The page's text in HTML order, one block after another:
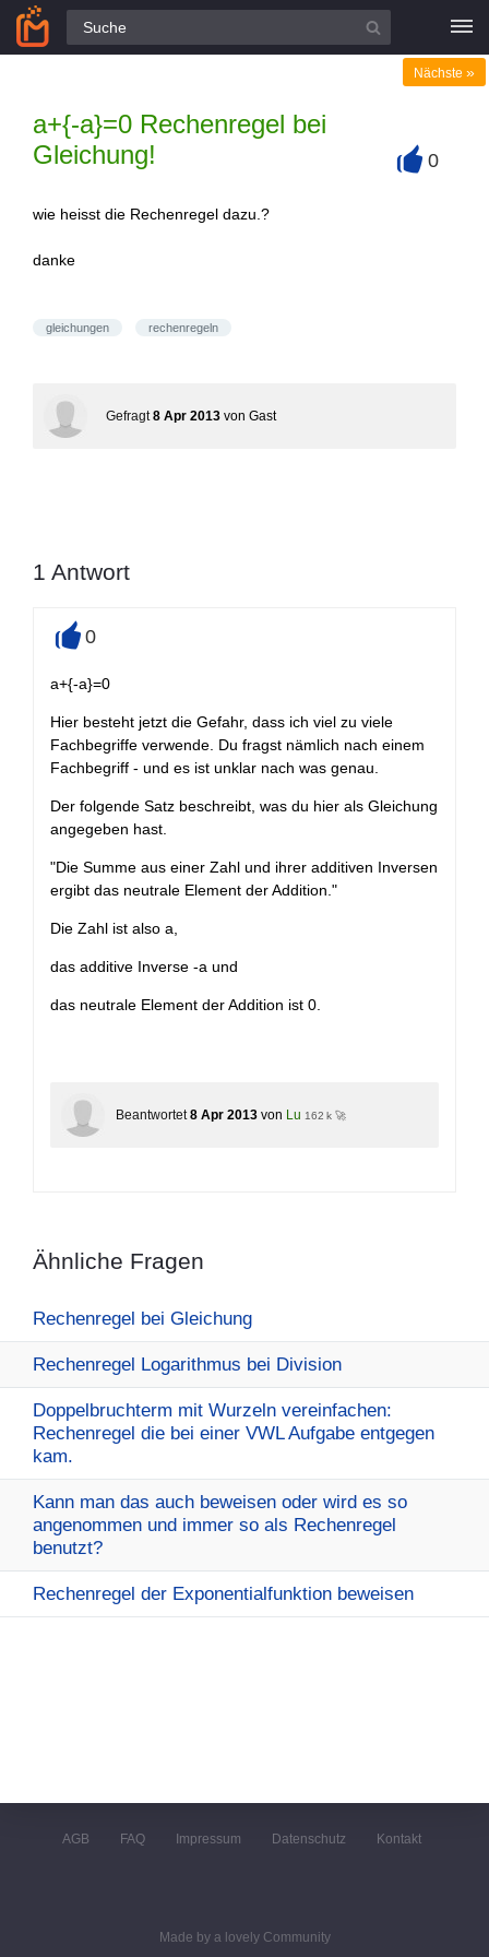
Alle Fragen
a+{-a}=0 Rechenregel bei
Gleichung!
Nächste »
0
wie heisst die Rechenregel dazu.?
danke
gleichungen rechenregeln
Gefragt 8 Apr 2013 von Gast
1 Antwort
0
a+{-a}=0
Hier besteht jetzt die Gefahr, dass ich viel zu viele
Fachbegriffe verwende. Du fragst nämlich nach einem
Fachbegriff - und es ist unklar nach was genau.
Der folgende Satz beschreibt, was du hier als Gleichung
angegeben hast.
"Die Summe aus einer Zahl und ihrer additiven Inversen
ergibt das neutrale Element der Addition."
Die Zahl ist also a,
das additive Inverse -a und
das neutrale Element der Addition ist 0.
Beantwortet 8 Apr 2013 von Lu 162 k 🚀
Ähnliche Fragen
Rechenregel bei Gleichung
Rechenregel Logarithmus bei Division
Doppelbruchterm mit Wurzeln vereinfachen:
Rechenregel die bei einer VWL Aufgabe entgegen
kam.
Kann man das auch beweisen oder wird es so
angenommen und immer so als Rechenregel
benutzt?
Rechenregel der Exponentialfunktion beweisen
AGB FAQ Impressum Datenschutz Kontakt
Made by a lovely Community